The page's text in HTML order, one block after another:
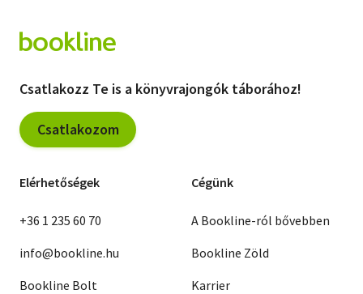
Csatlakozz Te is a könyvrajongók táborához!
Csatlakozom
Elérhetőségek
+36 1 235 60 70
info@bookline.hu
Bookline Bolt
Cégünk
A Bookline-ról bővebben
Bookline Zöld
Karrier